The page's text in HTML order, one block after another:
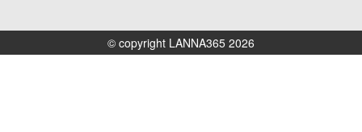
© copyright LANNA365 2026